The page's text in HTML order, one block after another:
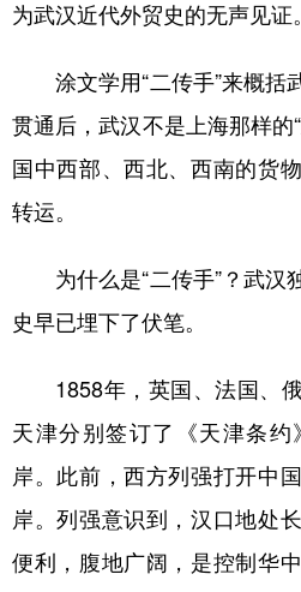
为武汉近代外贸史的无声见证
涂文学用“二传手”来概括
贯通后，武汉不是上海那样的
国中西部、西北、西南的货
转运。
为什么是“二传手”？武汉
史早已埋下了伏笔。
1858年，英国、法国、俄
天津分别签订了《天津条约
岸。此前，西方列强打开中
岸。列强意识到，汉口地处
便利，腹地广阔，是控制华